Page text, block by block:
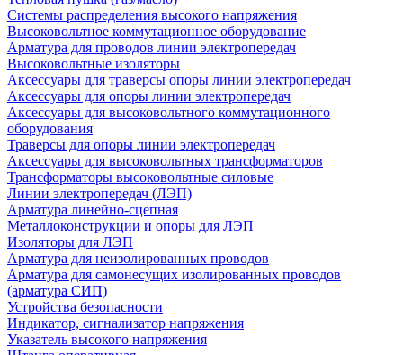
Системы распределения высокого напряжения
Высоковольтное коммутационное оборудование
Арматура для проводов линии электропередач
Высоковольтные изоляторы
Аксессуары для траверсы опоры линии электропередач
Аксессуары для опоры линии электропередач
Аксессуары для высоковольтного коммутационного
оборудования
Траверсы для опоры линии электропередач
Аксессуары для высоковольтных трансформаторов
Трансформаторы высоковольтные силовые
Линии электропередач (ЛЭП)
Арматура линейно-сцепная
Металлоконструкции и опоры для ЛЭП
Изоляторы для ЛЭП
Арматура для неизолированных проводов
Арматура для самонесущих изолированных проводов
(арматура СИП)
Устройства безопасности
Индикатор, сигнализатор напряжения
Указатель высокого напряжения